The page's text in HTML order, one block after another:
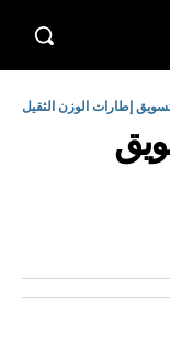
إطارات الوزن الثقيل